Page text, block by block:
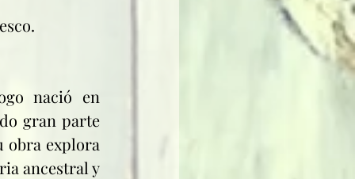
nació en
gran parte
obra explora
ancestral y